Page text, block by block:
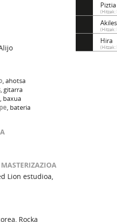
, ahotsa
, gitarra
, baxua
, bateria
Lion estudioa,
Rocka
Piztia
(Hitzak:
Akiles
(Hitzak:
Hira
(Hitzak: